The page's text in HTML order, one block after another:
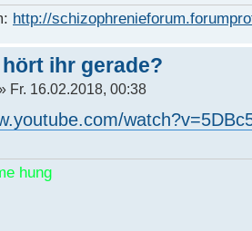
http://
hört ihr gerade?
Fr. 16.02.2018, 00:38
hung